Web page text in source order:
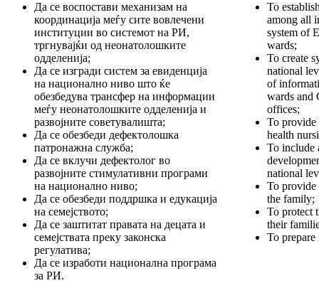
Да се воспостави механизам на
координација меѓу сите вовлечени
институции во системот на РИ,
тргнувајќи од неонатолошките
одделенија;
Да се изгради систем за евиденција
на национално ниво што ќе
обезбедува трансфер на информации
меѓу неонатолошките одделенија и
развојните советувалишта;
Да се обезбеди дефектолошка
патронажна служба;
Да се вклучи дефектолог во
развојните стимулативни програми
на национално ниво;
Да се обезбеди поддршка и едукација
на семејството;
Да се заштитат правата на децата и
семејствата преку законска
регулатива;
Да се изработи национална програма
за РИ.
To
among all
system of
wards;
To create
national
of
wards and
offices;
To provide
health
To include
national
To provide
the family;
To protect
their
To